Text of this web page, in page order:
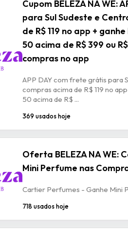
Cupom BELEZA NA WE:
para Sul Sudeste e
de R$ 119 no app +
50 acima de R$ 399 ou
compras no app
APP DAY com frete grátis para
compras acima de R$ 119 no
50 acima de R$ ...
369 usados hoje
Oferta BELEZA NA WE:
Mini Perfume nas
Cartier Perfumes - Ganhe Mini
718 usados hoje